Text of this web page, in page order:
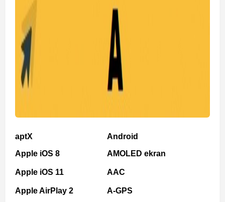
aptX
Apple iOS 8
Apple iOS 11
Apple AirPlay 2
Android
AMOLED ekran
AAC
A-GPS